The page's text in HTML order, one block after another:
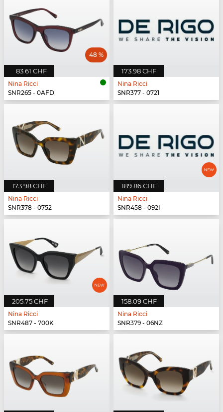
83.61 CHF
48 %
Nina Ricci
SNR265 - 0AFD
173.98 CHF
Nina Ricci
SNR377 - 0721
173.98 CHF
Nina Ricci
SNR378 - 0752
189.86 CHF
Nina Ricci
SNR458 - 092I
205.75 CHF
Nina Ricci
SNR487 - 700K
158.09 CHF
Nina Ricci
SNR379 - 06NZ